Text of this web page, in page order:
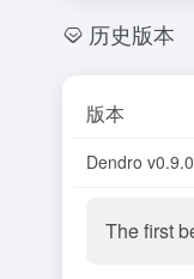
历史版本
版本
Dendro v0.9.0
The first